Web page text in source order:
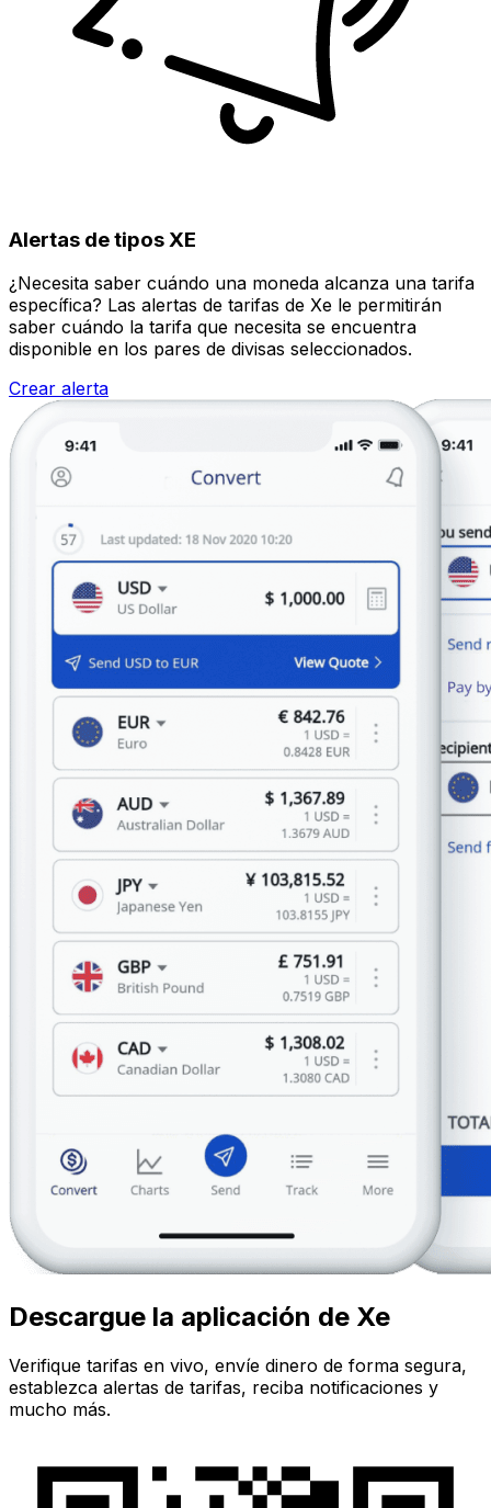
Alertas de tipos XE
¿Necesita saber cuándo una moneda alcanza una tarifa
específica? Las alertas de tarifas de Xe le permitirán
saber cuándo la tarifa que necesita se encuentra
disponible en los pares de divisas seleccionados.
Crear alerta
Descargue la aplicación de Xe
Verifique tarifas en vivo, envíe dinero de forma segura,
establezca alertas de tarifas, reciba notificaciones y
mucho más.